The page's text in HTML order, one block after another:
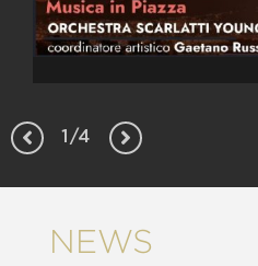
Musica in
Leggi di più
1/4
NEWS